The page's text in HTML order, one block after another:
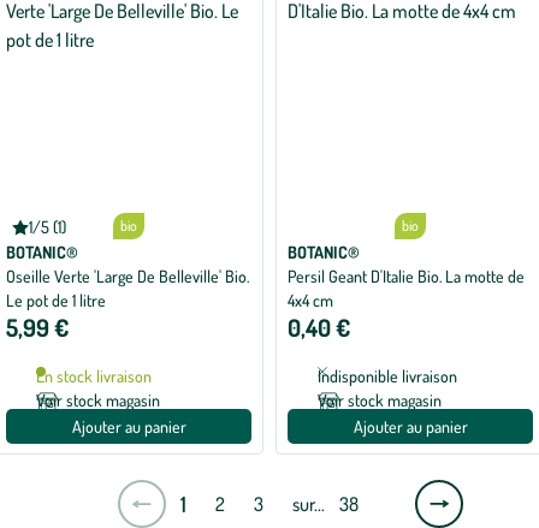
1/5 (1)
Note
moyenne
de
1
sur
5
avec
bio
BOTANIC®
Oseille Verte 'Large De Belleville' Bio.
Le pot de 1 litre
5,99 €
En stock livraison
Voir stock magasin
Ajouter au panier
bio
BOTANIC®
Persil Geant D'Italie Bio. La motte de
4x4 cm
0,40 €
Indisponible livraison
Voir stock magasin
Ajouter au panier
1 2 3 sur… 38
Page
suivante